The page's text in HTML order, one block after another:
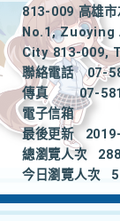
813-009 高雄市
No.1,
City 813-009,
聯絡電話
07-
傳真
07-
電子信箱
最後更新
總瀏覽人次
今日瀏覽人次